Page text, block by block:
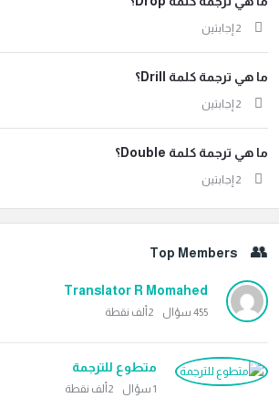
‫2 إجابتين
ما هي ترجمة كلمة Drill؟
‫2 إجابتين
ما هي ترجمة كلمة Double؟
‫2 إجابتين
Top Members
Translator R Momahed
455 سؤال 2ألف نقطة
متطوع للترجمة
1 سؤال 2ألف نقطة